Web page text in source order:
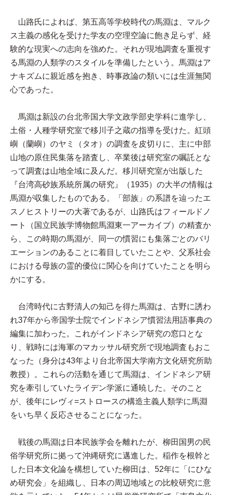
山路氏によれば、第五高等学校時代の馬淵は、マルク
ス主義の感化を受けた学友の空理空論に飽き足らず、経
験的な現実への志向を強めた。それが現地調査を重視す
る馬淵の人類学のスタイルを準備したという。馬淵はア
ナキズムに親近感を抱き、時事政論の類いには生涯無関
心であった。
馬淵は新設の台北帝国大学文政学部史学科に進学し、
土俗・人種学研究室で移川子之蔵の指導を受けた。紅頭
嶼（蘭嶼）のヤミ（タオ）の調査を皮切りに、主に中部
山地の原住民集落を踏査し、卒業後は研究室の嘱託とな
って調査は山地全域に及んだ。移川研究室が出版した
『台湾高砂族系統所属の研究』（1935）の大半の情報は
馬淵が収集したものである。「部族」の系譜を辿ったエ
スノヒストリーの大著であるが、山路氏はフィールドノ
ート（国立民族学博物館馬淵東一アーカイブ）の精査か
ら、この時期の馬淵が、同一の慣習にも集落ごとのバリ
エーションのあることに着目していたことや、父系社会
における母族の霊的優位に関心を向けていたことを明ら
かにする。
台湾時代に古野清人の知己を得た馬淵は、古野に誘わ
れ37年から帝国学士院でインドネシア慣習法用語事典の
編集に加わった。これがインドネシア研究の窓口とな
り、戦時には海軍のマカッサル研究所で現地調査もおこ
なった（身分は43年より台北帝国大学南方文化研究所助
教授）。これらの活動を通じて馬淵は、インドネシア研
究を牽引していたライデン学派に通暁した。そのこと
が、後年にレヴィ=ストロースの構造主義人類学に馬淵
をいち早く反応させることになった。
戦後の馬淵は日本民族学会を離れたが、柳田国男の民
俗学研究所に拠って沖縄研究に邁進した。稲作を根幹と
した日本文化論を構想していた柳田は、52年に「にひな
め研究会」を組織し、日本の周辺地域との比較研究に意